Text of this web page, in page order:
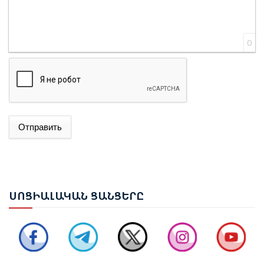
0
Отправить
ՍՈՑԻԱԼԱԿԱՆ ՑԱՆՑԵՐԸ
ԱԴՐԲԵՋԱՆԻ ԱԳ ՆԱԽԱՐԱՐ ՋԵՅՀՈՒՆ ԲԱՅՐԱՄՈՎԸ
ՎԵՐԱԿԱՆԳՆՄԱՆ ՀԱՐՑԵՐՈՎ ՀԱՅԱՍՏԱՆ-ԹՈՒՐՔԻԱ